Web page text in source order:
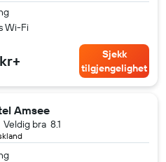
Wi-Fi
Sjekk
tilgjengelighet
Amsee
8.1
Veldig bra